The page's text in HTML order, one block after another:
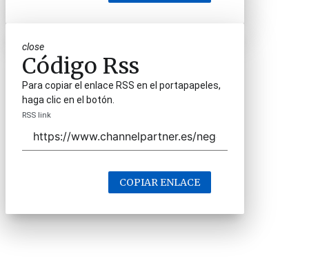
close
Código Rss
Para copiar el enlace RSS en el portapapeles,
haga clic en el botón.
RSS link
COPIAR ENLACE